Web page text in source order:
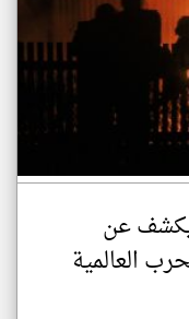
عن
العالمية